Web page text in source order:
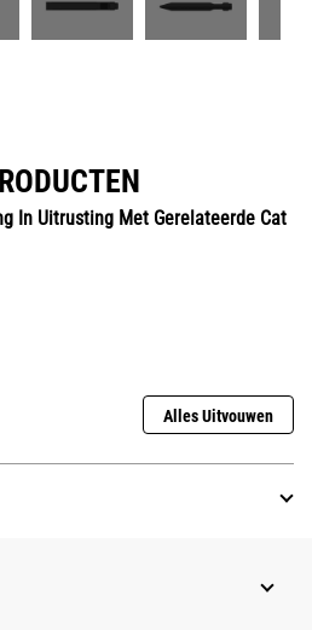
In Uitrusting Met Gerelateerde Cat
Alles Uitvouwen